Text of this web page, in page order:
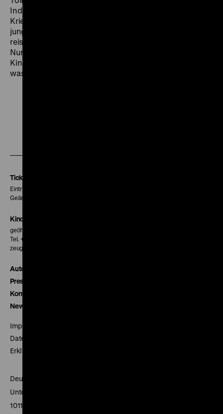
Industrieller (Henry Stuart), der durch eine
Kriegsverletzung impotent geworden ist, heiratet eine
junge Frau (Evelyn Holt) aus kleinen Verhältnissen,
reist mit ihr um die Welt und erfüllt ihr jeden Wunsch.
Nur ihr aufkeimendes körperliches Begehren und ihren
Kinderwunsch kann er nicht erfüllen. Und so kommt,
was kommen muss. (ps)
Tickets
Eintritt 5 €
Geänderte Preise sind im Programm vermerkt.
Kinokasse
geöffnet 30 Minuten vor Beginn der ersten Vorstellung
Tel. + 49 30 20304-770
zeughauskino@dhm.de
Autor*innen
Presse
Kontakt
Newsletter
Impressum
Datenschutz
Erklärung digitale Barrierefreiheit
Deutsches Historisches Museum
Unter den Linden 2
10117 Berlin